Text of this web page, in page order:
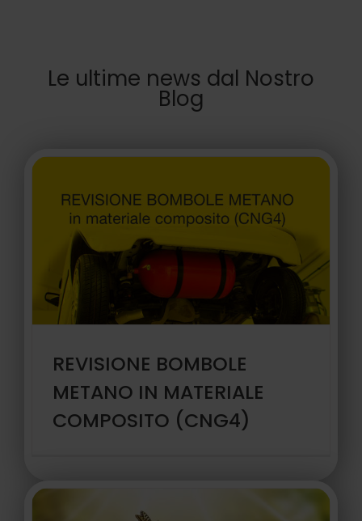
Le ultime news dal Nostro
Blog
REVISIONE BOMBOLE
METANO IN MATERIALE
COMPOSITO (CNG4)